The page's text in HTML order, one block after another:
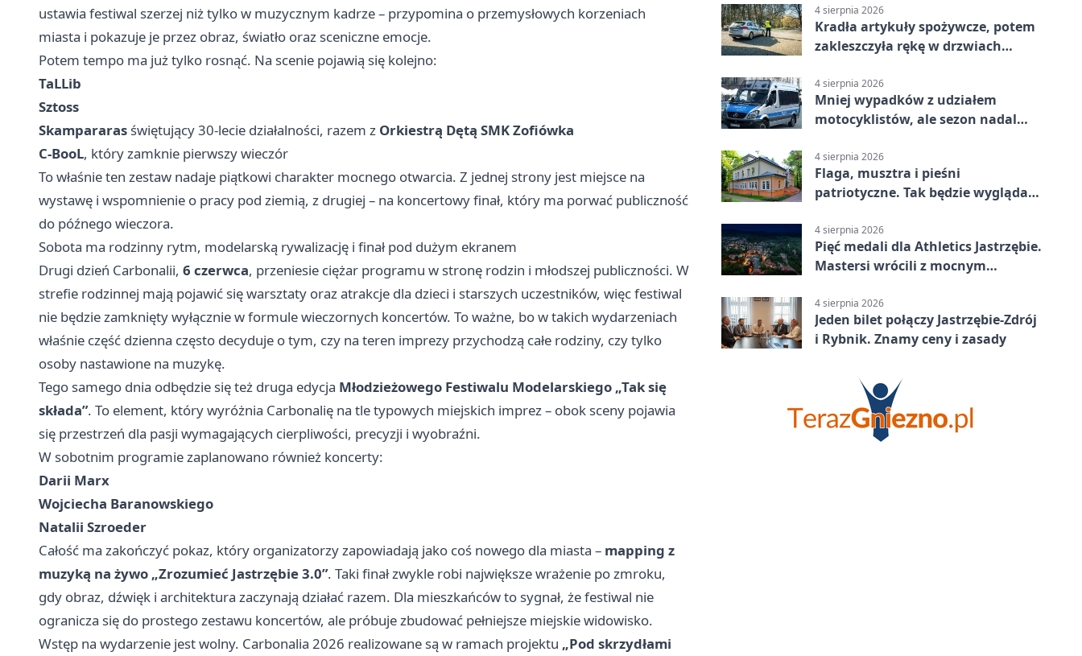
ustawia festiwal szerzej niż tylko w muzycznym kadrze – przypomina o przemysłowych korzeniach
miasta i pokazuje je przez obraz, światło oraz sceniczne emocje.
Potem tempo ma już tylko rosnąć. Na scenie pojawią się kolejno:
TaLLib
Sztoss
Skampararas świętujący 30-lecie działalności, razem z Orkiestrą Dętą SMK Zofiówka
C-BooL, który zamknie pierwszy wieczór
To właśnie ten zestaw nadaje piątkowi charakter mocnego otwarcia. Z jednej strony jest miejsce na
wystawę i wspomnienie o pracy pod ziemią, z drugiej – na koncertowy finał, który ma porwać publiczność
do późnego wieczora.
Sobota ma rodzinny rytm, modelarską rywalizację i finał pod dużym ekranem
Drugi dzień Carbonalii, 6 czerwca, przeniesie ciężar programu w stronę rodzin i młodszej publiczności. W
strefie rodzinnej mają pojawić się warsztaty oraz atrakcje dla dzieci i starszych uczestników, więc festiwal
nie będzie zamknięty wyłącznie w formule wieczornych koncertów. To ważne, bo w takich wydarzeniach
właśnie część dzienna często decyduje o tym, czy na teren imprezy przychodzą całe rodziny, czy tylko
osoby nastawione na muzykę.
Tego samego dnia odbędzie się też druga edycja Młodzieżowego Festiwalu Modelarskiego „Tak się
składa”. To element, który wyróżnia Carbonalię na tle typowych miejskich imprez – obok sceny pojawia
się przestrzeń dla pasji wymagających cierpliwości, precyzji i wyobraźni.
W sobotnim programie zaplanowano również koncerty:
Darii Marx
Wojciecha Baranowskiego
Natalii Szroeder
Całość ma zakończyć pokaz, który organizatorzy zapowiadają jako coś nowego dla miasta – mapping z
muzyką na żywo „Zrozumieć Jastrzębie 3.0”. Taki finał zwykle robi największe wrażenie po zmroku,
gdy obraz, dźwięk i architektura zaczynają działać razem. Dla mieszkańców to sygnał, że festiwal nie
ogranicza się do prostego zestawu koncertów, ale próbuje zbudować pełniejsze miejskie widowisko.
Wstęp na wydarzenie jest wolny. Carbonalia 2026 realizowane są w ramach projektu „Pod skrzydłami
4 sierpnia 2026
Kradła artykuły spożywcze, potem
zakleszczyła rękę w drzwiach
4 sierpnia 2026
Mniej wypadków z udziałem
motocyklistów, ale sezon nadal
4 sierpnia 2026
Flaga, musztra i pieśni
patriotyczne. Tak będzie wyglądać
4 sierpnia 2026
Pięć medali dla Athletics Jastrzębie.
Mastersi wrócili z mocnym
4 sierpnia 2026
Jeden bilet połączy Jastrzębie-Zdrój
i Rybnik. Znamy ceny i zasady